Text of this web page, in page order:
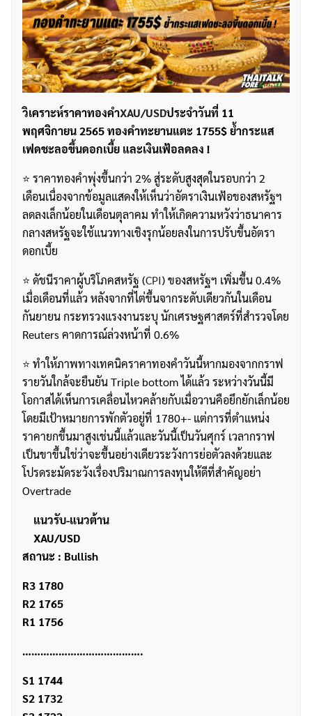
วิเคราะห์ราคาทองคำXAU/USDประจำวันที่ 11
พฤศจิกายน 2565 ทองคำทะยานแตะ 1755$ ย้ำกระแส
เฟดชะลอขึ้นดอกเบี้ย และเงินเฟ้อลดลง !
⭐️ ราคาทองคำพุ่งขึ้นกว่า 2% สู่ระดับสูงสุดในรอบกว่า 2
เดือนเนื่องจากข้อมูลแสดงให้เห็นว่าอัตราเงินเฟ้อของสหรัฐฯ
ลดลงเล็กน้อยในเดือนตุลาคม ทำให้เกิดความหวังว่าธนาคาร
กลางสหรัฐจะใช้แนวทางเชิงรุกน้อยลงในการปรับขึ้นอัตรา
ดอกเบี้ย
⭐️ ดัชนีราคาผู้บริโภคสหรัฐ (CPI) ของสหรัฐฯ เพิ่มขึ้น 0.4%
เมื่อเดือนที่แล้ว หลังจากที่ไต่ขึ้นจากระดับเดียวกันในเดือน
กันยายน กระทรวงแรงงานระบุ นักเศรษฐศาสตร์ที่สำรวจโดย
Reuters คาดการณ์ล่วงหน้าที่ 0.6%
⭐️ ทำให้ภาพทางเทคนิคราคาทองคำวันนี้หากมองจากกราฟ
รายวันใกล้จะยืนยัน Triple bottom ได้แล้ว ระหว่างวันนี้มี
โอกาสได้เห็นการเคลื่อนไหวคล้ายกับเมื่อวานคือยึกยักเล็กน้อย
โดยมีเป้าหมายการพักตัวอยู่ที่ 1780+- แต่การที่ตำแหน่ง
ราคายกขึ้นมาสูงเช่นนี้แล้วและวันนี้เป็นวันศุกร์ เวลากราฟ
เป็นขาขึ้นใช่ว่าจะขึ้นอย่างเดียวระวังการย่อตัวลงด้วยและ
โปรดระมัดระวังเรื่องปริมาณการลงทุนให้ดีที่สำคัญอย่า
Overtrade
แนวรับ-แนวต้าน
XAU/USD
สถานะ : Bullish
R3 1780
R2 1765
R1 1756
………………………………….
S1 1744
S2 1732